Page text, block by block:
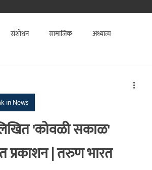
संशोधन सामाजिक अध्यात्म
'कोवळी सकाळ'
प्रकाशन | तरुण भारत
in News